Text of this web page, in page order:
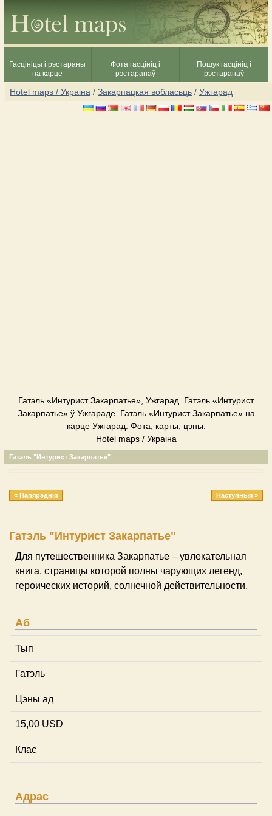
Гасцініцы і рэстараны
на карце
Фота гасцініц і
рэстаранаў
Пошук гасцініц і
рэстаранаў
Hotel maps / Украіна / Закарпацкая вобласьць / Ужгарад
Гатэль «Интурист Закарпатье», Ужгарад. Гатэль «Интурист
Закарпатье» ў Ужгараде. Гатэль «Интурист Закарпатье» на
карце Ужгарад. Фота, карты, цэны.
Hotel maps / Украіна
Гатэль "Интурист Закарпатье"
« Папярэднія Наступныя »
Гатэль "Интурист Закарпатье"
Для путешественника Закарпатье – увлекательная
книга, страницы которой полны чарующих легенд,
героических историй, солнечной действительности.
Аб
Тып
Гатэль
Цэны ад
15,00 USD
Клас
Адрас